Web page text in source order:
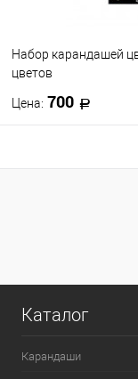
Набор карандашей
цветов
Цена: 700
Каталог
Карандаши